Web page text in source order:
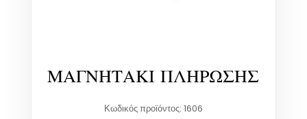
ΜΑΓΝΗΤΑΚΙ ΠΛΗΡΩΣΗΣ
Κωδικός προϊόντος: 1606